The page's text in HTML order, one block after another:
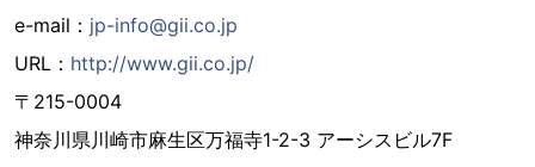
e-mail： jp-info@gii.co.jp
URL： http://www.gii.co.jp/
〒215-0004
神奈川県川崎市麻生区万福寺1-2-3 アーシスビル7F